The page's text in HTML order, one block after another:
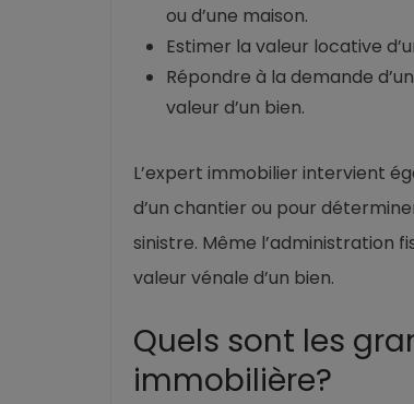
ou d’une maison.
Estimer la valeur locative
Répondre à la demande
valeur d’un bien.
L’expert immobilier intervient
d’un chantier ou pour
sinistre. Même l’administration
valeur vénale d’un bien.
Quels sont les
immobilière?